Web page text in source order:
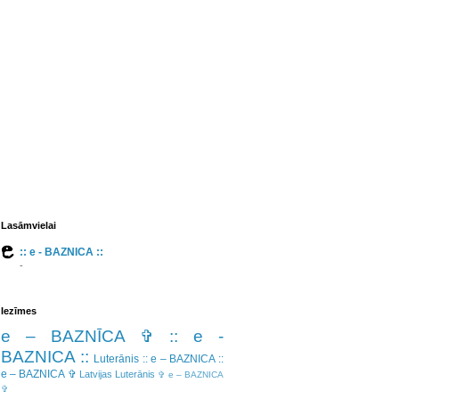
Lasāmvielai
:: e - BAZNICA ::
-
Iezīmes
e – BAZNĪCA ✞
:: e -
BAZNICA :: Luterānis :: e – BAZNICA ::
e – BAZNICA ✞ Latvijas Luterānis ✞ e – BAZNICA
✞